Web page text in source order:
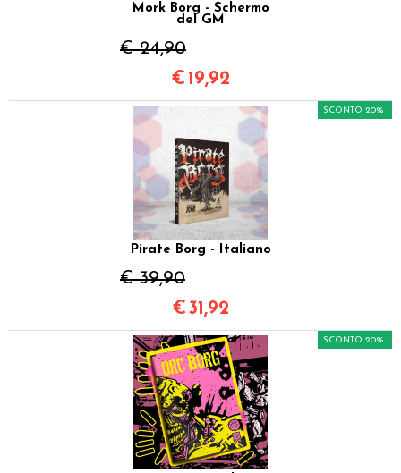
Mork Borg - Schermo
del GM
€ 24,90
€ 19,92
Pirate Borg - Italiano
€ 39,90
SCONTO 20%
€31,92
SCONTO 20%